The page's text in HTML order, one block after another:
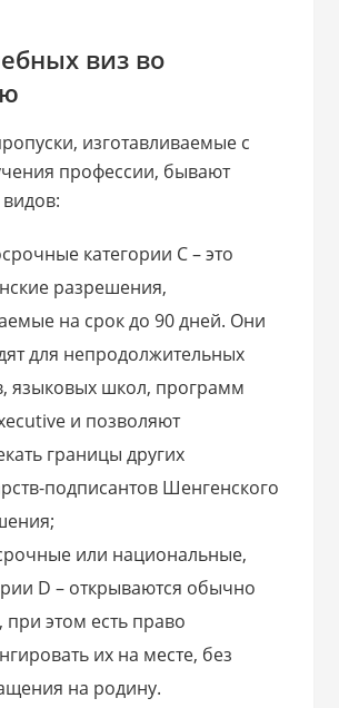
виз во
изготавливаемые с
профессии, бывают
категории C – это
разрешения,
на срок до 90 дней. Они
для непродолжительных
языковых школ, программ
и позволяют
границы других
подписантов Шенгенского
или национальные,
D – открываются обычно
при этом есть право
их на месте, без
на родину.